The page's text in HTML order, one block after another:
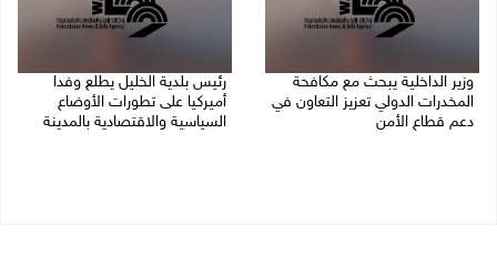
وزير الداخلية يبحث مع مكافحة
المخدرات الدولي تعزيز التعاون في
دعم قطاع الأمن
رئيس بلدية الخليل يطلع وفدا
أميركيا على تطورات الأوضاع
السياسية والاقتصادية بالمدينة